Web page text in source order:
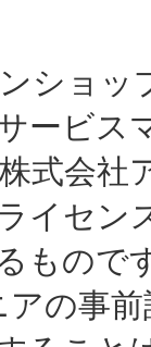
ア
ショッ
ービス
式会社
イセン
もので
の事